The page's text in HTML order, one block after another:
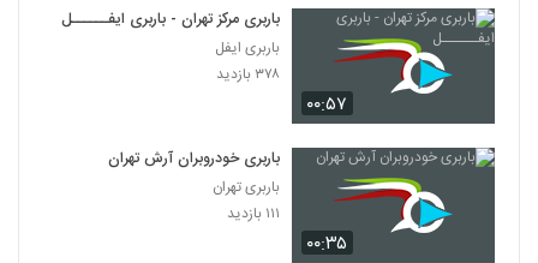
۰۰:۵۷
باربری مرکز تهران - باربری ایفــــــل
باربری ایفل
۳۷۸ بازدید
۰۰:۳۵
باربری خودروبران آرش تهران
باربری تهران
۱۱۱ بازدید